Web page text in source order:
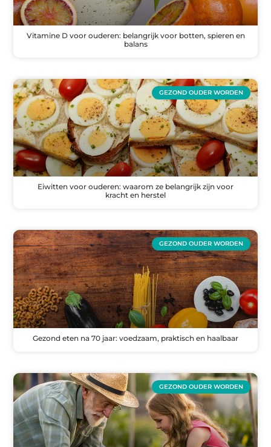
Vitamine D voor ouderen: belangrijk voor botten, spieren en
balans
GEZOND OUDER WORDEN
Eiwitten voor ouderen: waarom ze belangrijk zijn voor
kracht en herstel
GEZOND OUDER WORDEN
Gezond eten na 70 jaar: voedzaam, praktisch en haalbaar
GEZOND OUDER WORDEN